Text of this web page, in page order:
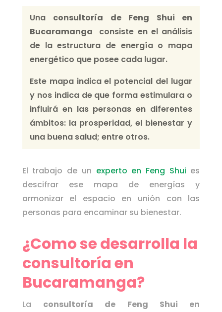
Una consultoría de Feng Shui en
Bucaramanga
consiste en el análisis
de la estructura de energía o mapa
energético que posee cada lugar.
Este mapa indica el potencial del lugar
y nos indica de que forma estimulara o
influirá en las personas en diferentes
ámbitos: la prosperidad, el bienestar y
una buena salud; entre otros.
El trabajo de un experto en Feng Shui es
descifrar ese mapa de energías y
armonizar el espacio en unión con las
personas para encaminar su bienestar.
¿Como se desarrolla la
consultoría en
Bucaramanga?
La consultoría de Feng Shui en